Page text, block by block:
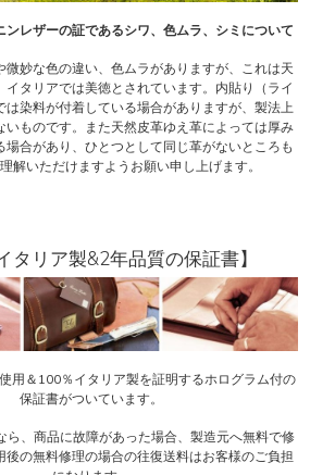
ンレザーの証であるシワ、色ムラ、シミについて
微妙な色の違い、色ムラがありますが、これは天
イタリアでは美徳とされています。内貼り（ライ
は染料が付着している場合がありますが、製法上
いものです。また天然皮革ゆえ革によっては厚み
場合があり、ひとつとして同じ革がないところも
解いただけますようお願い申し上げます。
タリア製&2年品質の保証書】
用＆100％イタリア製を証明するホログラム付の
保証書がついています。
ら、商品に故障があった場合、製造元へ無料で修
後の無料修理の場合の往復送料はお客様のご負担